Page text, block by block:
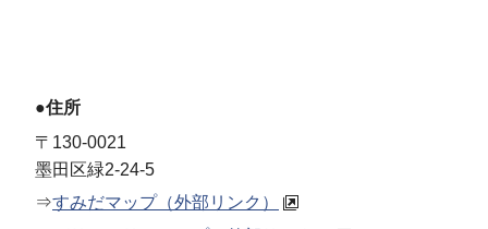
●住所
〒130-0021
墨田区緑2-24-5
⇒すみだマップ（外部リンク）